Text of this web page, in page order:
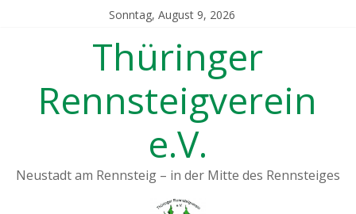
Sonntag, August 9, 2026
Thüringer
Rennsteigverein
e.V.
Neustadt am Rennsteig – in der Mitte des Rennsteiges